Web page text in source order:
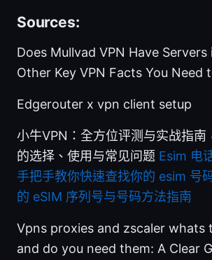
Sources:
Does Mullvad VPN Have Servers
Other Key VPN Facts You Need
Edgerouter x vpn client setup
小牛VPN：全方位评测与实战指南
的选择、使用与常见问题 Esim 电
手把手教你快速查找你的 esim 号
的 eSIM 序列号与号码方法指南
Vpns proxies and zscaler whats
and do you need them: A Clear